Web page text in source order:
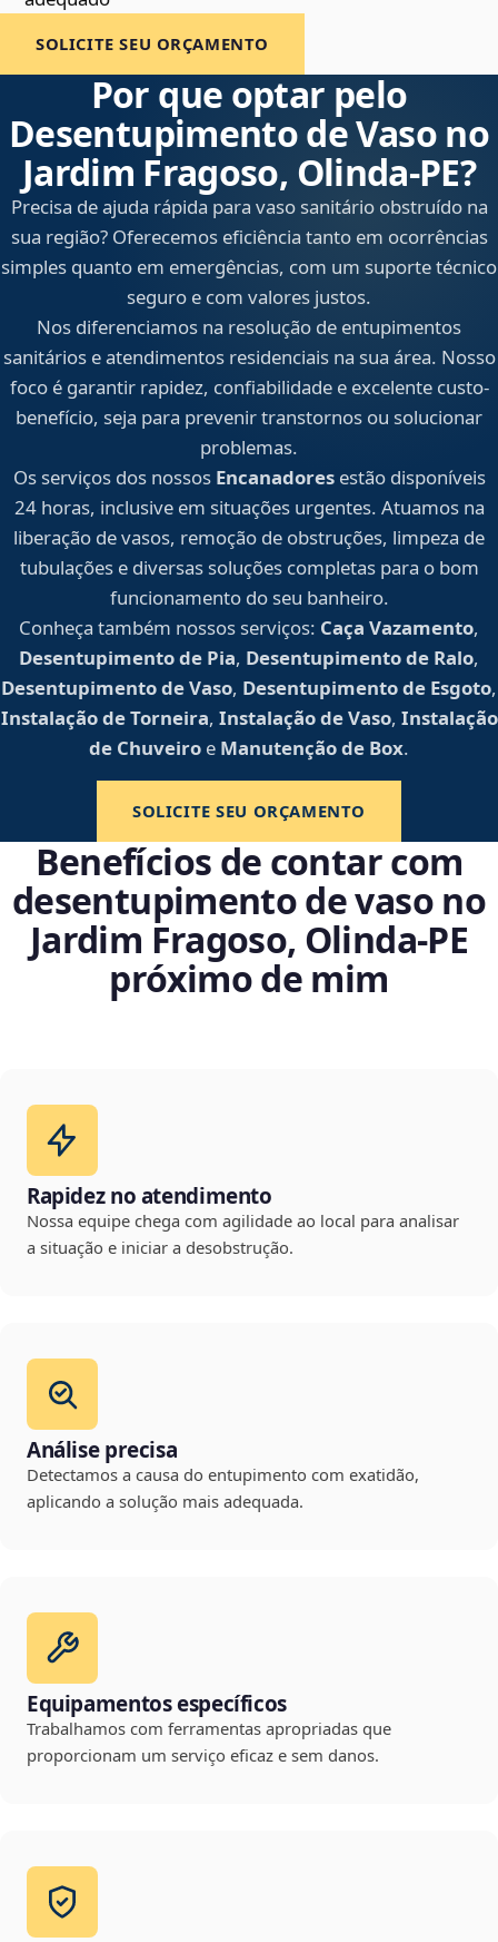
SOLICITE SEU ORÇAMENTO
Por que optar pelo
Desentupimento de Vaso no
Jardim Fragoso, Olinda‑PE?
Precisa de ajuda rápida para vaso sanitário obstruído na
sua região? Oferecemos eficiência tanto em ocorrências
simples quanto em emergências, com um suporte técnico
seguro e com valores justos.
Nos diferenciamos na resolução de entupimentos
sanitários e atendimentos residenciais na sua área. Nosso
foco é garantir rapidez, confiabilidade e excelente custo-
benefício, seja para prevenir transtornos ou solucionar
problemas.
Os serviços dos nossos Encanadoresestão disponíveis
24 horas, inclusive em situações urgentes. Atuamos na
liberação de vasos, remoção de obstruções, limpeza de
tubulações e diversas soluções completas para o bom
funcionamento do seu banheiro.
Conheça também nossos serviços: Caça Vazamento,
Desentupimento de Pia, Desentupimento de Ralo,
Desentupimento de Vaso, Desentupimento de Esgoto,
Instalação de Torneira, Instalação de Vaso, Instalação
de Chuveiro e Manutenção de Box.
SOLICITE SEU ORÇAMENTO
Benefícios de contar com
desentupimento de vaso no
Jardim Fragoso, Olinda‑PE
próximo de mim
Rapidez no atendimento
Nossa equipe chega com agilidade ao local para analisar
a situação e iniciar a desobstrução.
Análise precisa
Detectamos a causa do entupimento com exatidão,
aplicando a solução mais adequada.
Equipamentos específicos
Trabalhamos com ferramentas apropriadas que
proporcionam um serviço eficaz e sem danos.